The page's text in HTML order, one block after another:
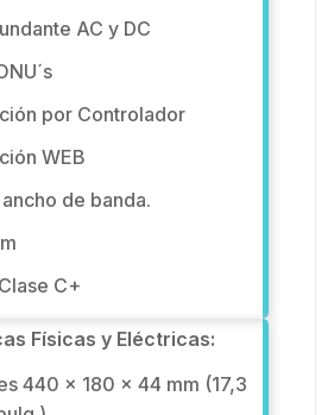
AC y DC
por Controlador
WEB
de banda.
C+
Físicas y Eléctricas:
440 × 180 × 44 mm (17,3